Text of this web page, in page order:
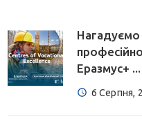
Нагадуємо
Еразмус+ ...
6 Серпня,